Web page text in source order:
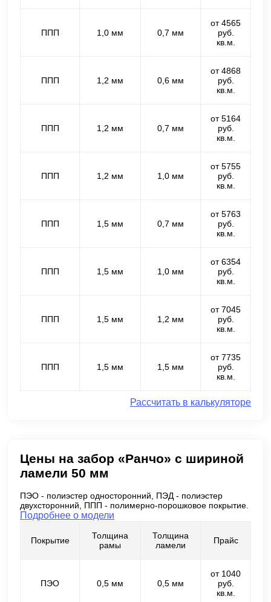
ППП 1,0 мм 0,7 мм
от 4565
руб.
кв.м.
ППП 1,2 мм 0,6 мм
от 4868
руб.
кв.м.
ППП 1,2 мм 0,7 мм
от 5164
руб.
кв.м.
ППП 1,2 мм 1,0 мм
от 5755
руб.
кв.м.
ППП 1,5 мм 0,7 мм
от 5763
руб.
кв.м.
ППП 1,5 мм 1,0 мм
от 6354
руб.
кв.м.
ППП 1,5 мм 1,2 мм
от 7045
руб.
кв.м.
ППП 1,5 мм 1,5 мм
от 7735
руб.
кв.м.
Рассчитать в калькуляторе
Цены на забор «Ранчо» с шириной
ламели 50 мм
ПЭО - полиэстер односторонний, ПЭД - полиэстер
двухсторонний, ППП - полимерно-порошковое покрытие.
Подробнее о модели
Покрытие
Толщина
рамы
Толщина
ламели
Прайс
ПЭО 0,5 мм 0,5 мм
от 1040
руб.
кв.м.